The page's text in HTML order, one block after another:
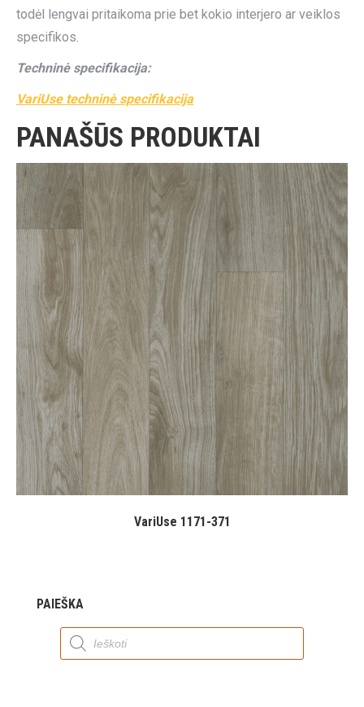
todėl lengvai pritaikoma prie bet kokio interjero ar veiklos
specifikos.
Techninė specifikacija:
VariUse techninė specifikacija
PANAŠŪS PRODUKTAI
VariUse 1171-371
PAIEŠKA
Products
search